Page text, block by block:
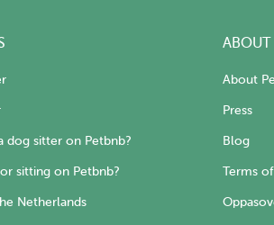
dog sitter on Petbnb?
sitting on Petbnb?
Netherlands
ABOUT
About
Press
Blog
Terms